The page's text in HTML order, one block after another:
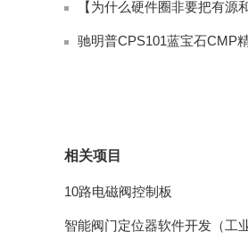
【为什么硬件圈非要把有源
相关项目
10路电磁阀控制板
智能阀门定位器软件开发（工